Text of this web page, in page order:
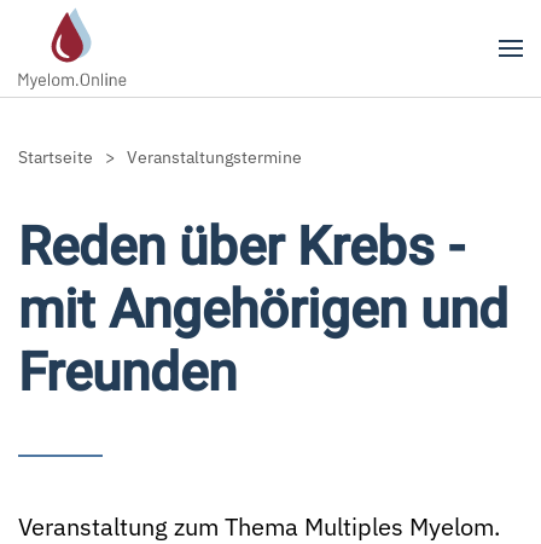
Zum Hauptinhalt springen
Startseite Veranstaltungstermine
Reden über Krebs -
mit Angehörigen und
Freunden
Veranstaltung zum Thema Multiples Myelom.